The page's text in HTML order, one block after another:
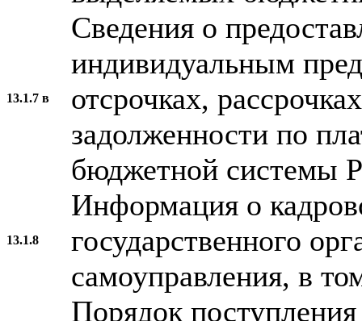
13.1.7 в
Сведения о
индивидуальным
отсрочках,
задолженности по
бюджетной системы
13.1.8
Информация о
государственного
самоуправления, в
Порядок